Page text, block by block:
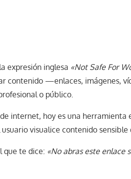
expresión inglesa «Not Safe For
contenido —enlaces, imágenes,
o público.
internet, hoy es una
visualice contenido
que te dice: «No abras este enlace